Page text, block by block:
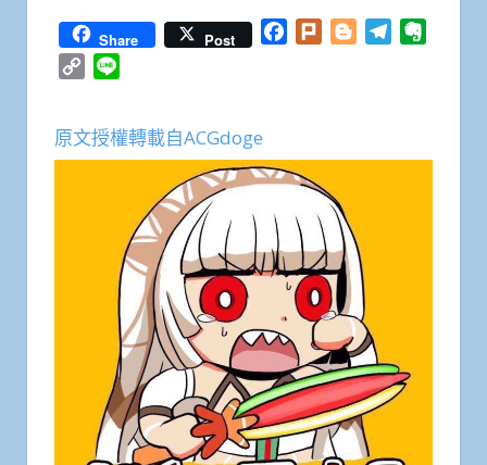
Share Post Facebook
Plurk BloggerTelegram
Copy
原文授權轉載自ACGdoge